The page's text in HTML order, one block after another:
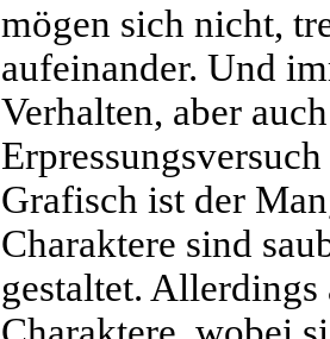
mögen sich nicht,
aufeinander. Und
Verhalten, aber
Grafisch ist der
Charaktere sind
gestaltet.